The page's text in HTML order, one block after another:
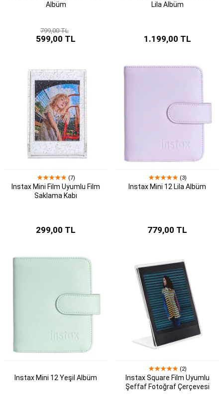
Albüm
799,00 TL
599,00 TL
Lila Albüm
1.199,00 TL
(7)
Instax Mini Film Uyumlu Film
Saklama Kabı
299,00 TL
(3)
Instax Mini 12 Lila Albüm
779,00 TL
Instax Mini 12 Yeşil Albüm
(2)
Instax Square Film Uyumlu
Şeffaf Fotoğraf Çerçevesi